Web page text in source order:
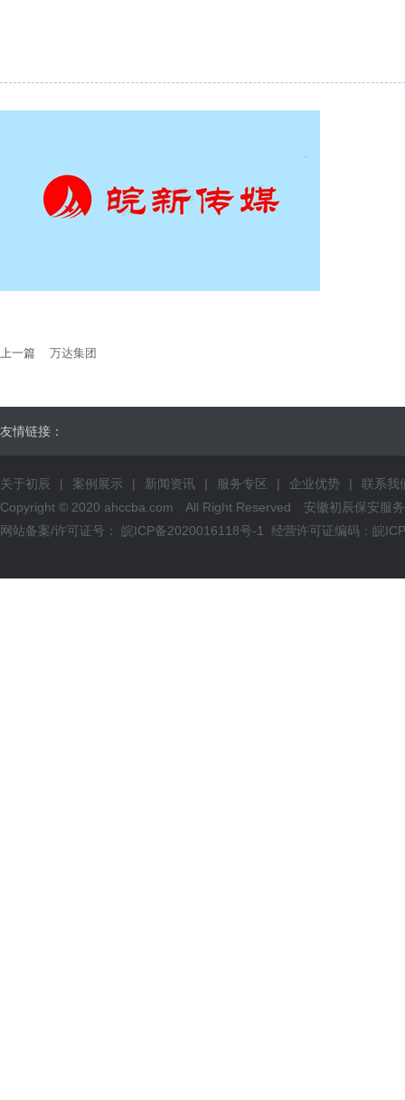
上一篇 万达集团
友情链接：
关于初辰 | 案例展示 | 新闻资讯 | 服务专区 | 企业优势 |
联系我
Copyright © 2020 ahccba.com All Right Reserved 安徽初辰保安服务
网站备案/许可证号： 皖ICP备2020016118号-1
经营许可证编码：皖